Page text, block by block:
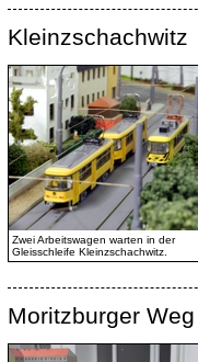
Kleinzschachwitz
Zwei Arbeitswagen warten in der
Gleisschleife Kleinzschachwitz.
Moritzburger Weg